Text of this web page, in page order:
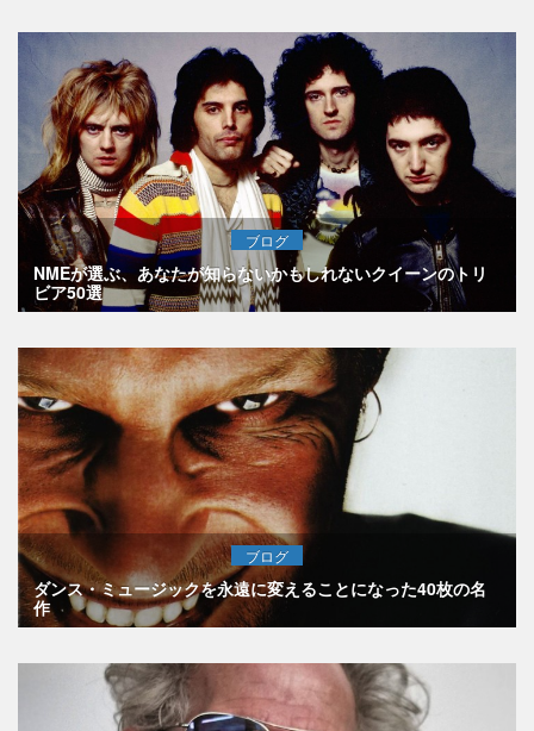
ブログ
NMEが選ぶ、あなたが知らないかもしれないクイーンのトリ
ビア50選
ブログ
ダンス・ミュージックを永遠に変えることになった40枚の名
作